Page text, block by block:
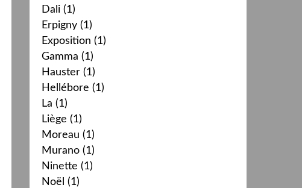
Dali (1)
Erpigny (1)
Exposition (1)
Gamma (1)
Hauster (1)
Hellébore (1)
La (1)
Liège (1)
Moreau (1)
Murano (1)
Ninette (1)
Noël (1)